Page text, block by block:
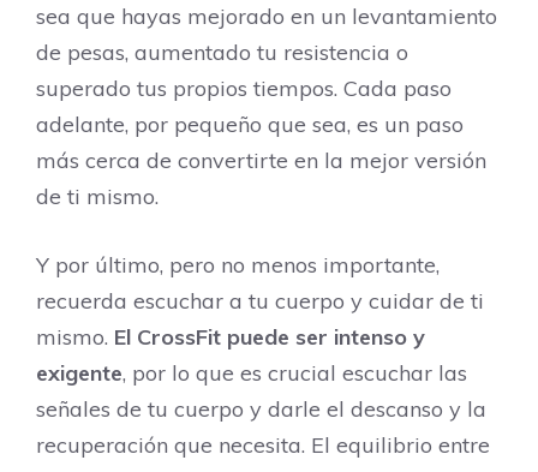
sea que hayas mejorado en un levantamiento
de pesas, aumentado tu resistencia o
superado tus propios tiempos. Cada paso
adelante, por pequeño que sea, es un paso
más cerca de convertirte en la mejor versión
de ti mismo.
Y por último, pero no menos importante,
recuerda escuchar a tu cuerpo y cuidar de ti
mismo. El CrossFit puede ser intenso y
exigente, por lo que es crucial escuchar las
señales de tu cuerpo y darle el descanso y la
recuperación que necesita. El equilibrio entre